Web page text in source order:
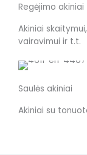
Regėjimo akiniai
Akiniai
vairavimui ir t.t.
Saulės akiniai
Akiniai su